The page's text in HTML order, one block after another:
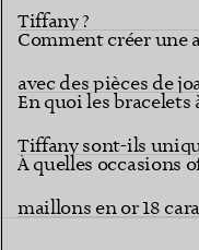
Tiffany ?
Comment créer une
avec des pièces de
En quoi les
Tiffany sont-ils
À quelles occasions
maillons en or 18